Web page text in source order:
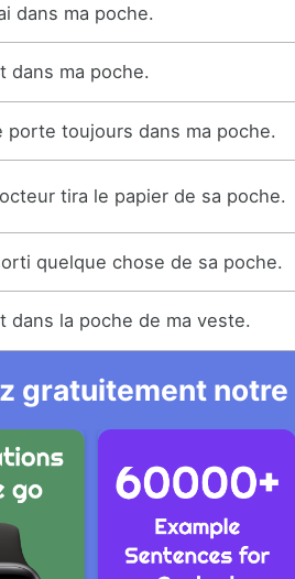
dans ma poche.
dans ma poche.
porte toujours dans ma poche.
tira le papier de sa poche.
quelque chose de sa poche.
dans la poche de ma veste.
gratuitement